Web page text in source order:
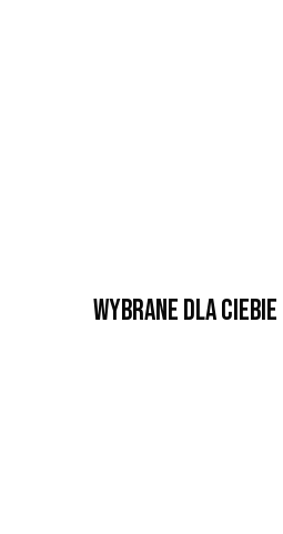
Wybrane dla Ciebie